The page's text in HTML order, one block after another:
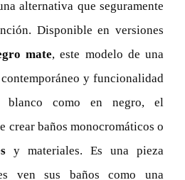
alternativa que seguramente
Disponible en versiones
mate, este modelo de una
y funcionalidad
blanco como en negro, el
crear baños monocromáticos o
y materiales. Es una pieza
ven sus baños como una